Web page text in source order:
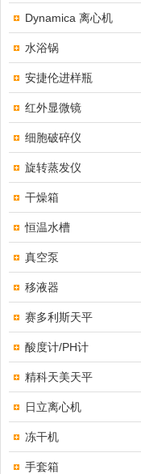
Dynamica 离心机
水浴锅
安捷伦进样瓶
红外显微镜
细胞破碎仪
旋转蒸发仪
干燥箱
恒温水槽
真空泵
移液器
赛多利斯天平
酸度计/PH计
精科天美天平
日立离心机
冻干机
手套箱